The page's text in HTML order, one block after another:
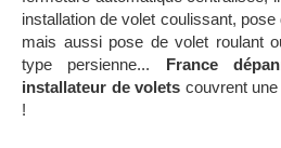
installation de volet coulissant,
mais aussi pose de volet roulant
type persienne... France
installateur de volets couvrent
!